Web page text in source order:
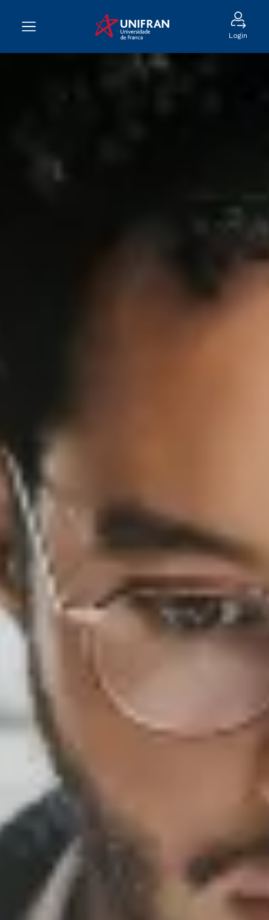
Login